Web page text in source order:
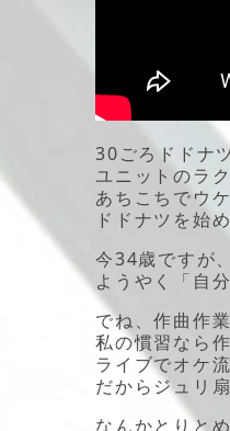
30ごろドドナ
ユニットのラ
あちこちでウケ
ドドナツを始
今34歳ですが
ようやく「自
でね、作曲作
私の慣習なら
ライブでオケ
だからジュリ
なんかとりと